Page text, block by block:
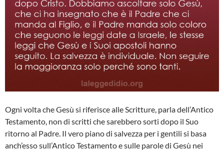
Ogni volta che Gesù si riferisce alle Scritture, parla dell’Antico
Testamento, non di scritti che sarebbero sorti dopo il Suo
ritorno al Padre. Il vero piano di salvezza per i gentili si basa
anch’esso sull’Antico Testamento e sulle parole di Gesù nei